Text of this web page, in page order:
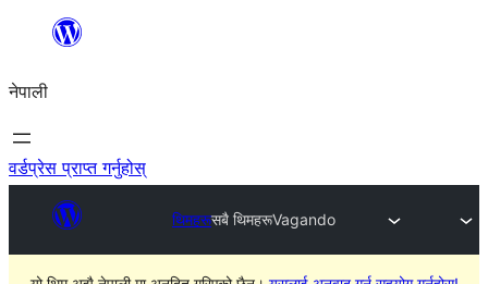
सामग्रीमा
नेपाली
वर्डप्रेस प्राप्त गर्नुहोस्
थिमहरूसबै थिमहरूVagando